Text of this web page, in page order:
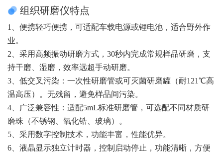
组织研磨仪特点
1、便携轻巧便携，可适配车载电源或锂电池，适合野外作
业。
2、采用高频振动研磨方式，30秒内完成常规样品研磨，支
持干磨、湿磨，效率远超手动研磨。
3、低交叉污染：一次性研磨管或可灭菌研磨罐（耐121℃高
温高压）。无残留，避免样品间污染。
4、广泛兼容性：适配5mL标准研磨管，可选配不同材质研
磨珠（不锈钢、氧化锆、玻璃）。
5、采用数字控制技术，功能丰富，性能优异。
6、液晶显示独立计时器，控制启动停止，功能清晰，方便